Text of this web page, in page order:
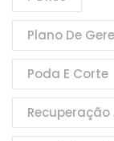
Plano De
Poda E Corte